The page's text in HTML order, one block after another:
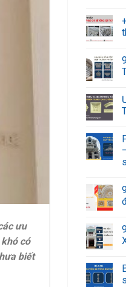
ưu
có
biết